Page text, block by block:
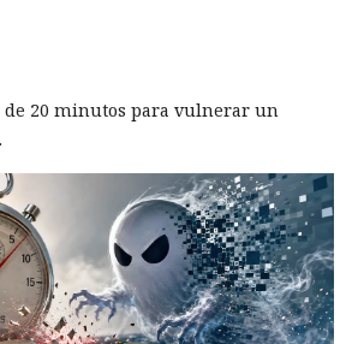
de 20 minutos para vulnerar un